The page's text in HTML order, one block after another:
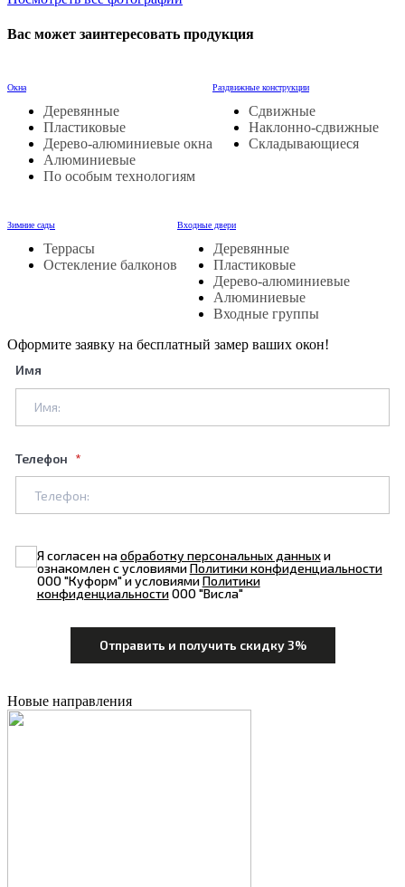
Вас может заинтересовать продукция
Окна
Деревянные
Пластиковые
Дерево-алюминиевые окна
Алюминиевые
По особым технологиям
Раздвижные конструкции
Сдвижные
Наклонно-сдвижные
Складывающиеся
Зимние сады
Террасы
Остекление балконов
Входные двери
Деревянные
Пластиковые
Дерево-алюминиевые
Алюминиевые
Входные группы
Оформите заявку на бесплатный замер ваших окон!
Имя
Телефон
Я согласен наобработку персональных данныхи
ознакомлен с условиямиПолитики конфиденциальности
ООО "Куформ" и условиямиПолитики
конфиденциальностиООО "Висла"
Новые направления